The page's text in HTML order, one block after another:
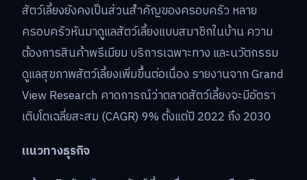
สัตว์เลี้ยงยังคงเป็นส่วนสำคัญของครอบครัว หลาย
ครอบครัวหันมาดูแลสัตว์เลี้ยงแบบสมาชิกในบ้าน ความ
ต้องการสินค้าพรีเมียม บริการเฉพาะทาง และนวัตกรรม
ดูแลสุขภาพสัตว์เลี้ยงเพิ่มขึ้นต่อเนื่อง รายงานจาก Grand
View Research คาดการณ์ว่าตลาดสัตว์เลี้ยงจะมีอัตรา
เติบโตเฉลี่ยสะสม (CAGR) 9% ตั้งแต่ปี 2022 ถึง 2030
แนวทางธุรกิจ